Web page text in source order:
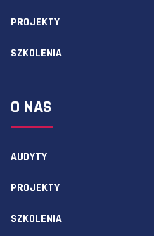
PROJEKTY
SZKOLENIA
O NAS
AUDYTY
PROJEKTY
SZKOLENIA